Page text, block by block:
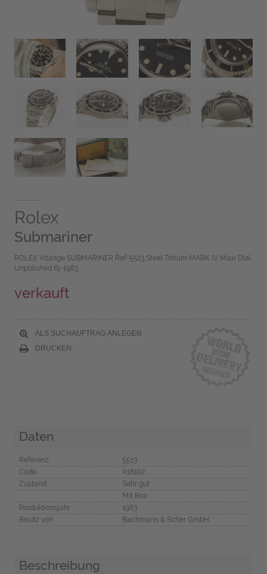
Rolex
Submariner
ROLEX Vitange SUBMARINER Ref-5513 Steel Tritium MARK IV Maxi Dial
Unpolished Bj-1983
verkauft
ALS SUCHAUFTRAG ANLEGEN
DRUCKEN
Daten
Referenz
5513
Code
A18102
Zustand
Sehr gut
Mit Box
Produktionsjahr
1983
Besitz von
Bachmann & Scher GmbH
Beschreibung